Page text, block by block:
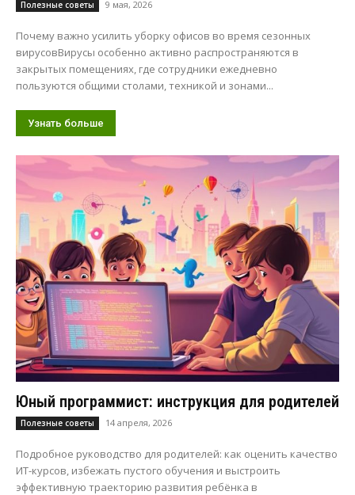
Полезные советы 9 мая, 2026
Почему важно усилить уборку офисов во время сезонных
вирусовВирусы особенно активно распространяются в
закрытых помещениях, где сотрудники ежедневно
пользуются общими столами, техникой и зонами...
Узнать больше
Юный программист: инструкция для родителей
Полезные советы 14 апреля, 2026
Подробное руководство для родителей: как оценить качество
ИТ-курсов, избежать пустого обучения и выстроить
эффективную траекторию развития ребёнка в